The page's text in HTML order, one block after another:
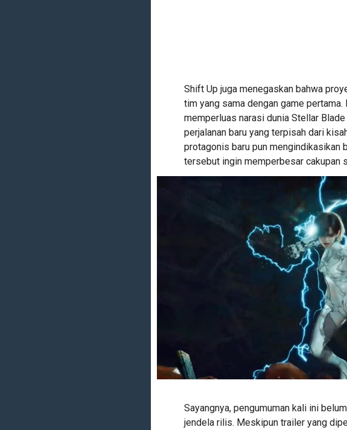
Shift Up juga menegaskan bahwa
tim yang sama dengan game
memperluas narasi dunia Stellar
perjalanan baru yang terpisah dari
protagonis baru pun mengindikasikan
tersebut ingin memperbesar cakupan
Sayangnya, pengumuman kali ini
jendela rilis. Meskipun trailer yang